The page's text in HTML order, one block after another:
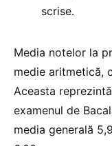
scrise.
Media notelor la
medie aritmetică,
Aceasta
examenul de
media generală